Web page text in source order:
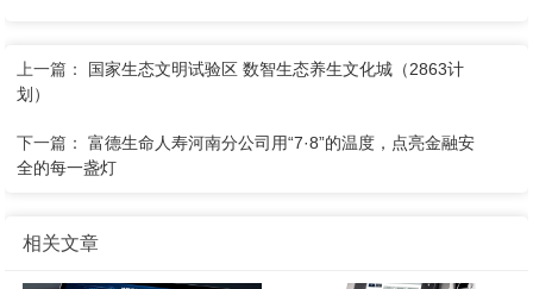
上一篇： 国家生态文明试验区 数智生态养生文化城（2863计
划）
下一篇：富德生命人寿河南分公司用“7·8”的温度，点亮金融安
全的每一盏灯
相关文章